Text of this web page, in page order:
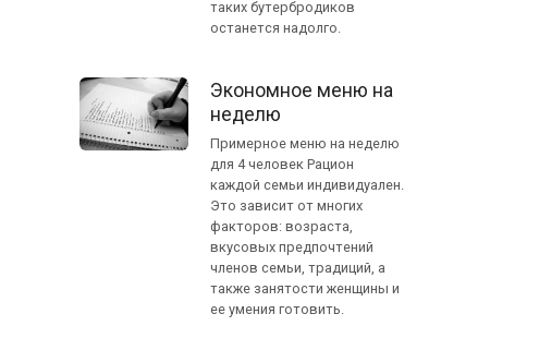
таких бутербродиков
останется надолго.
Экономное меню на
неделю
Примерное меню на неделю
для 4 человек Рацион
каждой семьи индивидуален.
Это зависит от многих
факторов: возраста,
вкусовых предпочтений
членов семьи, традиций, а
также занятости женщины и
ее умения готовить.